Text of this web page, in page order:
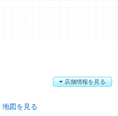
地図を見る
店舗情報を見る